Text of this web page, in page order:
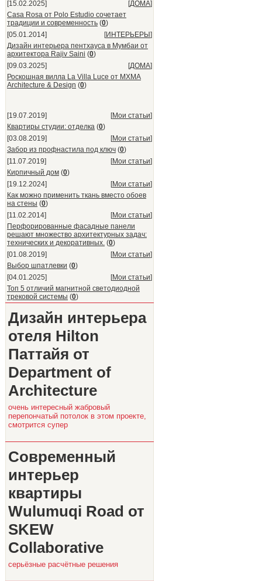
[15.02.2025] [ДОМА]
Casa Rosa от Polo Estudio сочетает
традиции и современность (0)
[05.01.2014]
[ИНТЕРЬЕРЫ ]
Дизайн интерьера пентхауса в Мумбаи от
архитектора Rajiv Saini (0)
[09.03.2025]
[ДОМА]
Роскошная вилла La Villa Luce от MXMA
Architecture & Design (0)
[19.07.2019] [Мои статьи]
Квартиры студии: отделка (0)
[03.08.2019]
[Мои статьи]
Забор из профнастила под ключ (0)
[11.07.2019]
[Мои статьи]
Кирпичный дом (0)
[19.12.2024]
[Мои статьи]
Как можно применить ткань вместо обоев
на стены (0)
[11.02.2014]
[Мои статьи]
Перфорированные фасадные панели
решают множество архитектурных задач:
технических и декоративных. (0)
[01.08.2019]
[Мои статьи]
Выбор шпатлевки (0)
[04.01.2025]
[Мои статьи]
Топ 5 отличий магнитной светодиодной
трековой системы (0)
Дизайн интерьера
отеля Hilton
Паттайя от
Department of
Architecture
очень интересный жабровый
перепончатый потолок в этом проекте,
смотрится супер
Современный
интерьер
квартиры
Wulumuqi Road от
SKEW
Collaborative
серьёзные расчётные решения